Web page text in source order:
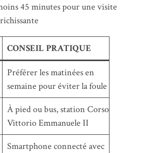
45 minutes pour une visite
CONSEIL PRATIQUE
Préférer les matinées en
semaine pour éviter la foule
À pied ou bus, station Corso
Vittorio Emmanuele II
Smartphone connecté avec